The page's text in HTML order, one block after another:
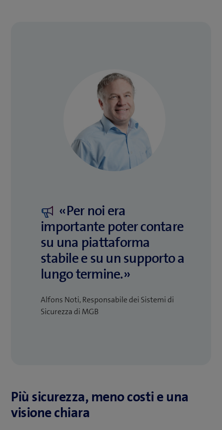
«Per noi era
importante poter contare
su una piattaforma
stabile e su un supporto a
lungo termine.»
Alfons Noti, Responsabile dei Sistemi di
Sicurezza di MGB
Più sicurezza, meno costi e una
visione chiara